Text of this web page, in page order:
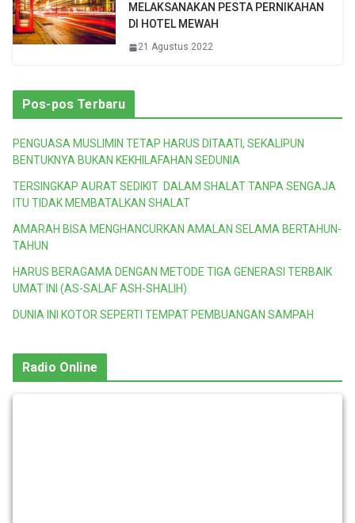
MELAKSANAKAN PESTA PERNIKAHAN
DI HOTEL MEWAH
21 Agustus 2022
Pos-pos Terbaru
PENGUASA MUSLIMIN TETAP HARUS DITAATI, SEKALIPUN
BENTUKNYA BUKAN KEKHILAFAHAN SEDUNIA
TERSINGKAP AURAT SEDIKIT DALAM SHALAT TANPA SENGAJA
ITU TIDAK MEMBATALKAN SHALAT
AMARAH BISA MENGHANCURKAN AMALAN SELAMA BERTAHUN-
TAHUN
HARUS BERAGAMA DENGAN METODE TIGA GENERASI TERBAIK
UMAT INI (AS-SALAF ASH-SHALIH)
DUNIA INI KOTOR SEPERTI TEMPAT PEMBUANGAN SAMPAH
Radio Online